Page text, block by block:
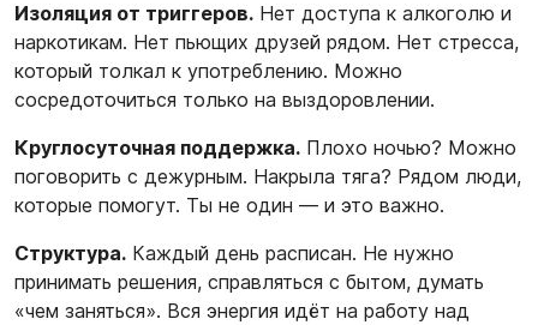
Изоляция от триггеров. Нет доступа к алкоголю и
наркотикам. Нет пьющих друзей рядом. Нет стресса,
который толкал к употреблению. Можно
сосредоточиться только на выздоровлении.
Круглосуточная поддержка. Плохо ночью? Можно
поговорить с дежурным. Накрыла тяга? Рядом люди,
которые помогут. Ты не один — и это важно.
Структура. Каждый день расписан. Не нужно
принимать решения, справляться с бытом, думать
«чем заняться». Вся энергия идёт на работу над